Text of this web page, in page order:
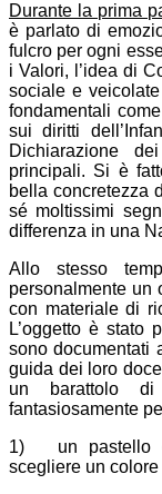
Durante la prima
è parlato di
fulcro per ogni
i Valori, l’idea di
sociale e
fondamentali
sui diritti
Dichiarazione
principali. Si è
bella concretezza
sé moltissimi
differenza in una
Allo stesso
personalmente un
con materiale di
L’oggetto è stato
sono documentati
guida dei loro
un barattolo
fantasiosamente
1) un pastello
scegliere un